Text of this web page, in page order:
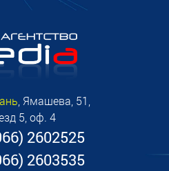
, Ямашева, 51,
5, оф. 4
2602525
2603535